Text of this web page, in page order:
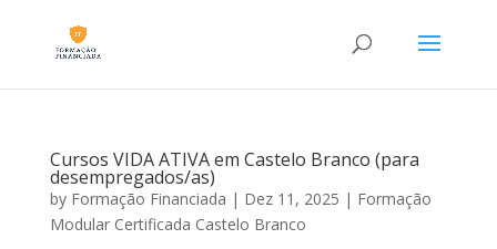
Cursos VIDA ATIVA em Castelo Branco (para
desempregados/as)
by Formação Financiada | Dez 11, 2025 | Formação
Modular Certificada Castelo Branco